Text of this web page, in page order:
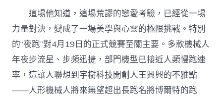
等
于
終
極
冠
軍〉
中
這場他知道，這場荒謬的戀愛考驗，已經從一場
力量對決，變成了一場美學與心靈的極限挑戰。特別
的“夜跑”對4月19日的正式競賽至關主要。多款機械人
年夜步流星、步頻迅捷，部門機型已接近人類慢跑速
率，這讓人聯想到宇樹科技開創人王興興的不雅點
——人形機械人將來無望超出長跑名將博爾特的跑